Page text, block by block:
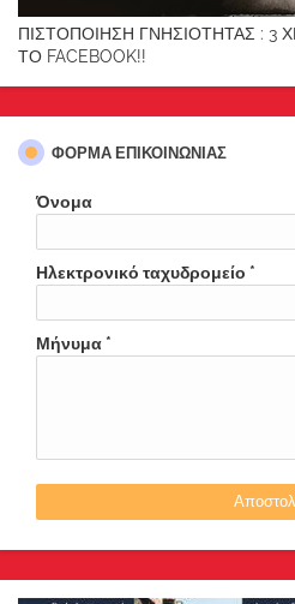
ΠΙΣΤΟΠΟΙΗΣΗ ΓΝΗΣΙΟΤΗΤΑΣ : 3
ΤΟ FACEBOOK!!
ΦΌΡΜΑ ΕΠΙΚΟΙΝΩΝΊΑΣ
Όνομα
Ηλεκτρονικό ταχυδρομείο *
Μήνυμα *